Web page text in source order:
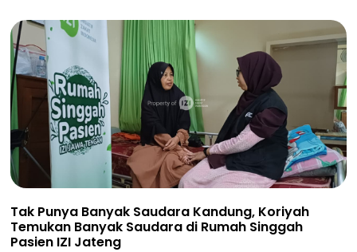
Tak Punya Banyak Saudara Kandung, Koriyah
Temukan Banyak Saudara di Rumah Singgah
Pasien IZI Jateng